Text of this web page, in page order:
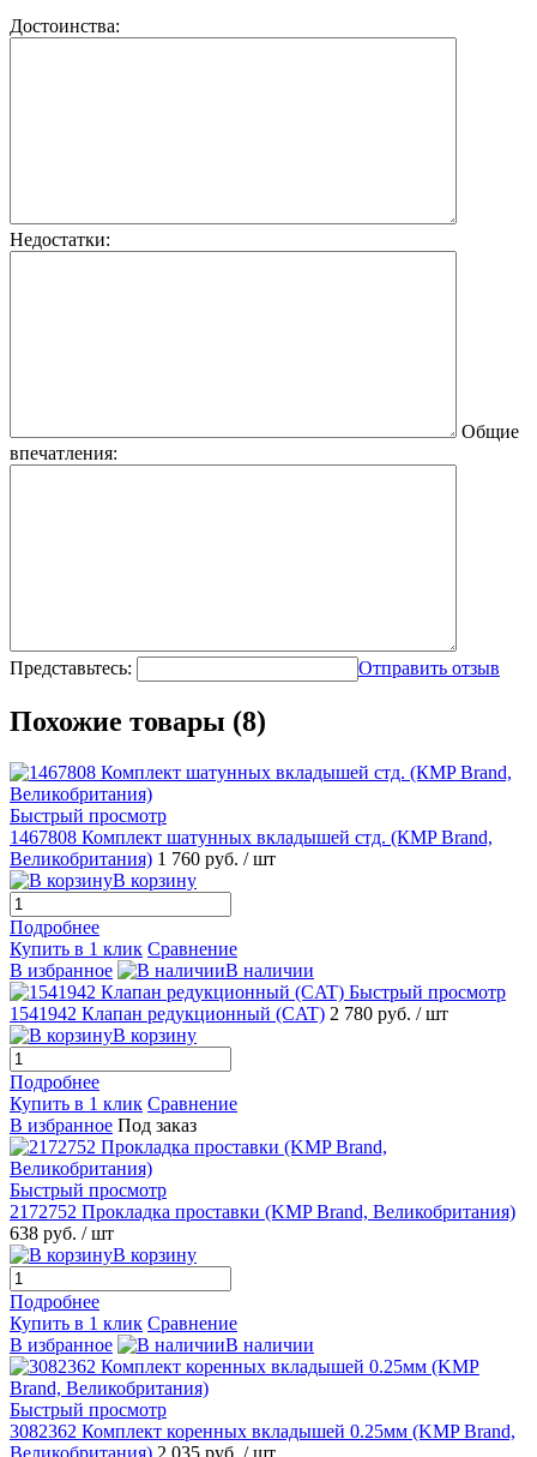
Достоинства:
Недостатки:
Общие
впечатления:
Представьтесь: Отправить отзыв
Похожие товары (8)
Быстрый просмотр
1467808 Комплект шатунных вкладышей стд. (КMP Brand,
Великобритания) 1 760 руб. / шт
В корзину
Подробнее
Купить в 1 клик Сравнение
В избранное
В наличии
Быстрый просмотр
1541942 Клапан редукционный (CAT) 2 780 руб. / шт
В корзину
Подробнее
Купить в 1 клик Сравнение
В избранное Под заказ
Быстрый просмотр
2172752 Прокладка проставки (KMP Brand, Великобритания)
638 руб. / шт
В корзину
Подробнее
Купить в 1 клик Сравнение
В избранное
В наличии
Быстрый просмотр
3082362 Комплект коренных вкладышей 0.25мм (KMP Brand,